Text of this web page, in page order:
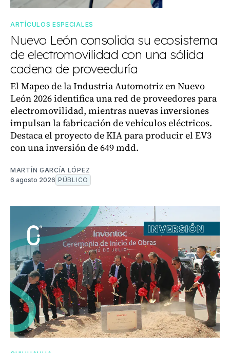
ARTÍCULOS ESPECIALES
Nuevo León consolida su ecosistema
de electromovilidad con una sólida
cadena de proveeduría
El Mapeo de la Industria Automotriz en Nuevo
León 2026 identifica una red de proveedores para
electromovilidad, mientras nuevas inversiones
impulsan la fabricación de vehículos eléctricos.
Destaca el proyecto de KIA para producir el EV3
con una inversión de 649 mdd.
MARTÍN GARCÍA LÓPEZ
6 agosto 2026 PÚBLICO